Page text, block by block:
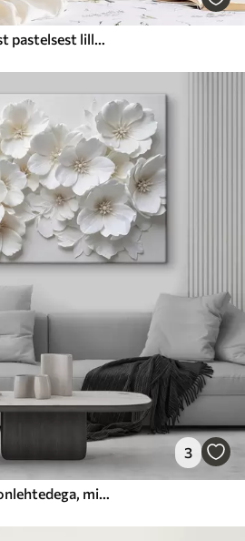
Lähivõtte suurest, õrnast pastelsest lillest, millel on pehmed, paisuvad kroonlehed
3
Valged lilled õrnade kroonlehtedega, mis on paigutatud kauni lillemustriga heledal taustal